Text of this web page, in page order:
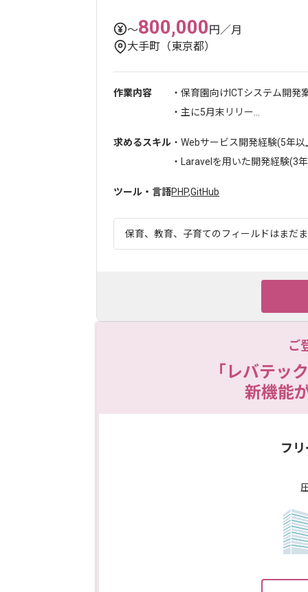
〜800,000円／月
大手町（東京都）
作業内容
・保育園向けICTシステム開発
・主に5月末リリー...
求めるスキル ・Webサービス開発経験(5年以
・Laravelを用いた開発経験(3
ツール・言語PHP,GitHub
保育、教育、子育てのフィールドはまだ
ご
「レバテッ
新機能
フ